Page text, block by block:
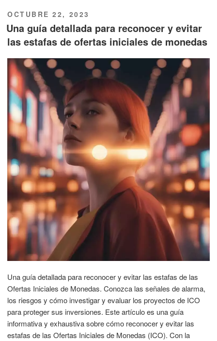
PUBLICADO
EL
OCTUBRE 22, 2023
Una guía detallada para reconocer y evitar
las estafas de ofertas iniciales de monedas
Una guía detallada para reconocer y evitar las estafas de las
Ofertas Iniciales de Monedas. Conozca las señales de alarma,
los riesgos y cómo investigar y evaluar los proyectos de ICO
para proteger sus inversiones. Este artículo es una guía
informativa y exhaustiva sobre cómo reconocer y evitar las
estafas de las Ofertas Iniciales de Monedas (ICO). Con la